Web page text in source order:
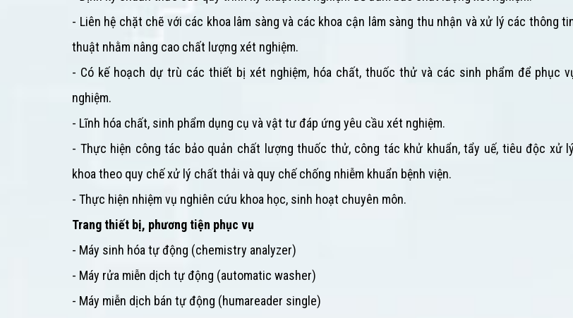
- Liên hệ chặt chẽ với các khoa lâm sàng và các khoa cận lâm sàng thu nhận và xử lý các thông
thuật nhằm nâng cao chất lượng xét nghiệm.
- Có kế hoạch dự trù các thiết bị xét nghiệm, hóa chất, thuốc thử và các sinh phẩm để phục
nghiệm.
- Lĩnh hóa chất, sinh phẩm dụng cụ và vật tư đáp ứng yêu cầu xét nghiệm.
- Thực hiện công tác bảo quản chất lượng thuốc thử, công tác khử khuẩn, tẩy uế, tiêu độc xử
khoa theo quy chế xử lý chất thải và quy chế chống nhiễm khuẩn bệnh viện.
- Thực hiện nhiệm vụ nghiên cứu khoa học, sinh hoạt chuyên môn.
Trang thiết bị, phương tiện phục vụ
- Máy sinh hóa tự động (chemistry analyzer)
- Máy rửa miễn dịch tự động (automatic washer)
- Máy miễn dịch bán tự động (humareader single)